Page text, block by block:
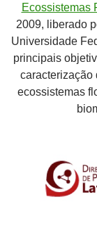
Ecossistemas
2009, liberado
Universidade
principais
caracterização
ecossistemas